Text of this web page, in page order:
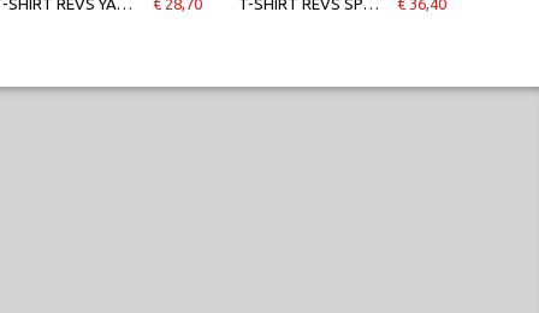
T-SHIRT REVS YAMAHA DONNA
€ 28,70
T-SHIRT REVS SPECIAL EDITION YAMAHA UNISEX
€ 36,40